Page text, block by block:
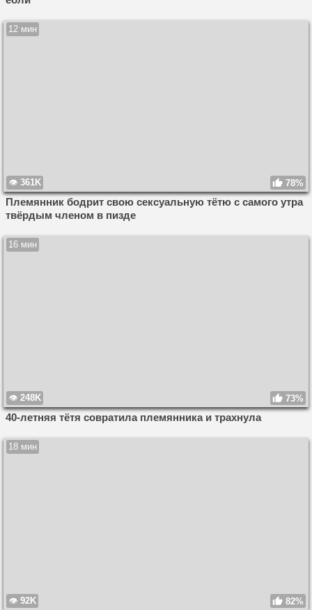
12 мин
361K 78%
Племянник бодрит свою сексуальную тётю с самого утра
твёрдым членом в пизде
16 мин
248K 73%
40-летняя тётя совратила племянника и трахнула
18 мин
92K 82%